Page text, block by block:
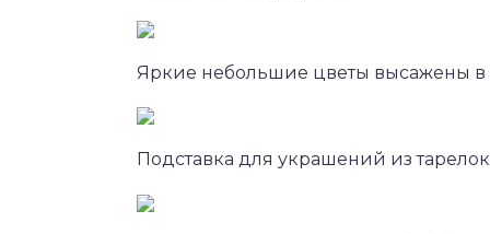
Яркие небольшие цветы высажены
Подставка для украшений из